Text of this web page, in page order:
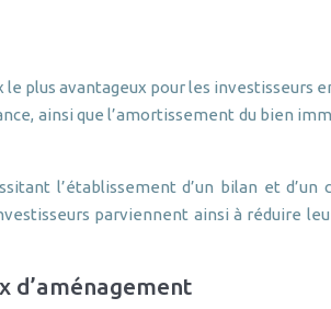
plus avantageux pour les
ainsi que l’amortissement du bien
l’établissement d’un bilan et
parviennent ainsi à réduire
d’aménagement